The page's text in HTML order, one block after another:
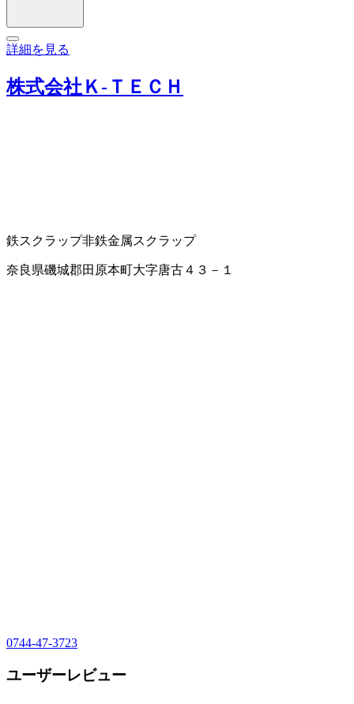
詳細を見る
株式会社Ｋ‐ＴＥＣＨ
鉄スクラップ非鉄金属スクラップ
奈良県磯城郡田原本町大字唐古４３－１
0744-47-3723
ユーザーレビュー